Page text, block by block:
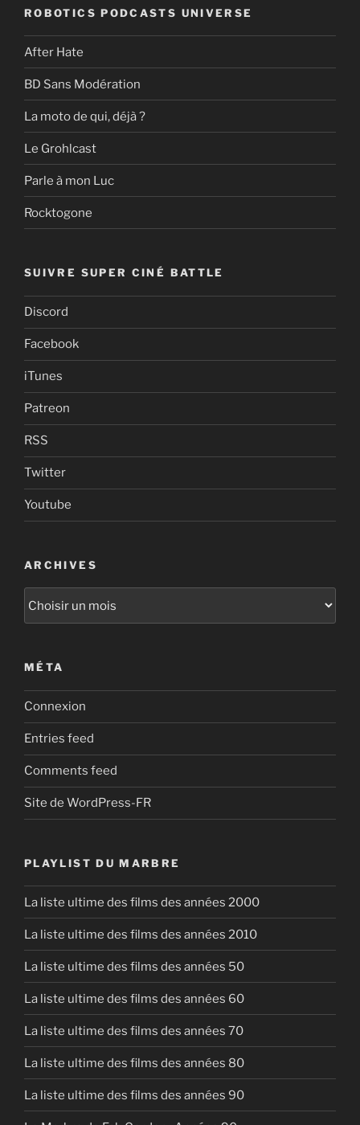
ROBOTICS PODCASTS UNIVERSE
After Hate
BD Sans Modération
La moto de qui, déjà ?
Le Grohlcast
Parle à mon Luc
Rocktogone
SUIVRE SUPER CINÉ BATTLE
Discord
Facebook
iTunes
Patreon
RSS
Twitter
Youtube
ARCHIVES
MÉTA
Connexion
Entries feed
Comments feed
Site de WordPress-FR
PLAYLIST DU MARBRE
La liste ultime des films des années 2000
La liste ultime des films des années 2010
La liste ultime des films des années 50
La liste ultime des films des années 60
La liste ultime des films des années 70
La liste ultime des films des années 80
La liste ultime des films des années 90